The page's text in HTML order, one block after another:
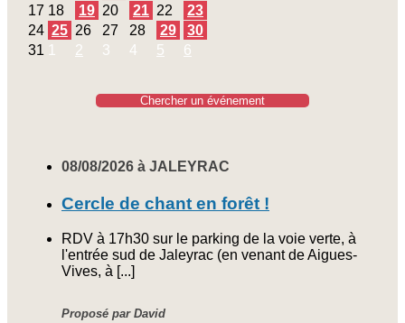
17 18 19 20 21 22
23
24 25 26 27 28 29
30
31 1 2 3 4 5 6
Chercher un événement
08/08/2026 à JALEYRAC
Cercle de chant en forêt !
RDV à 17h30 sur le parking de la voie verte, à
l'entrée sud de Jaleyrac (en venant de Aigues-
Vives, à [...]
Proposé par David